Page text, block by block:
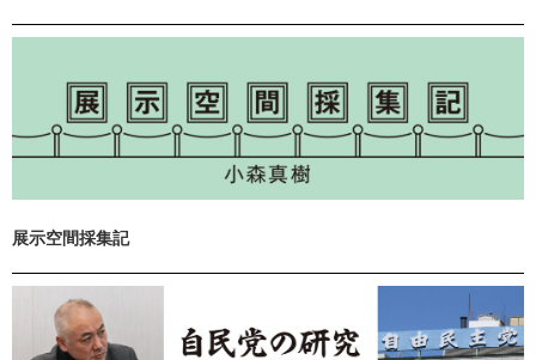
展示空間採集記